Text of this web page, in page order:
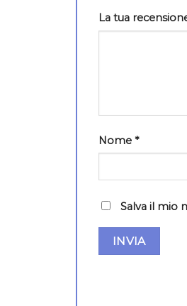
La tua
Nome *
Salva il mio